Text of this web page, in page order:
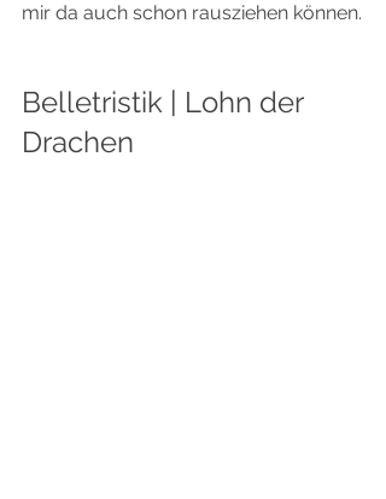
mir da auch schon rausziehen können.
Belletristik | Lohn der
Drachen